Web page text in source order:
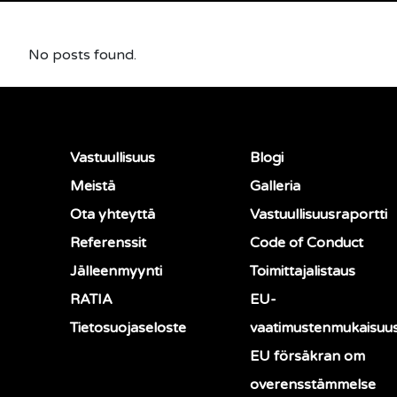
No posts found.
Vastuullisuus
Meistä
Ota yhteyttä
Referenssit
Jälleenmyynti
RATIA
Tietosuojaseloste
Blogi
Galleria
Vastuullisuusraportti
Code of Conduct
Toimittajalistaus
EU-
EU försäkran om
overensstämmelse